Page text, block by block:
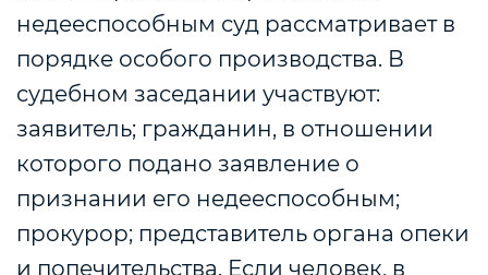
недееспособным суд рассматривает в
порядке особого производства. В
судебном заседании участвуют:
заявитель; гражданин, в отношении
которого подано заявление о
признании его недееспособным;
прокурор; представитель органа опеки
и попечительства. Если человек, в